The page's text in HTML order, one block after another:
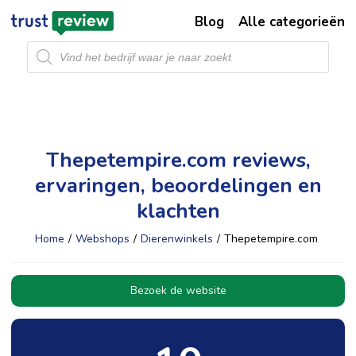
Producten
zoeken
Blog Alle categorieën
Thepetempire.com reviews,
ervaringen, beoordelingen en
klachten
Home / Webshops / Dierenwinkels / Thepetempire.com
Bezoek de website